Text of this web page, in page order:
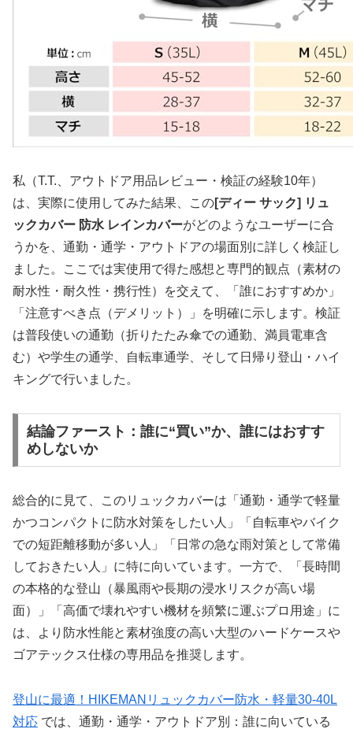
私（T.T.、アウトドア用品レビュー・検証の経験10年）
は、実際に使用してみた結果、この[ディー サック] リュ
ックカバー 防水 レインカバーがどのようなユーザーに合
うかを、通勤・通学・アウトドアの場面別に詳しく検証し
ました。ここでは実使用で得た感想と専門的観点（素材の
耐水性・耐久性・携行性）を交えて、「誰におすすめか」
「注意すべき点（デメリット）」を明確に示します。検証
は普段使いの通勤（折りたたみ傘での通勤、満員電車含
む）や学生の通学、自転車通学、そして日帰り登山・ハイ
キングで行いました。
結論ファースト：誰に“買い”か、誰にはおすす
めしないか
総合的に見て、このリュックカバーは「通勤・通学で軽量
かつコンパクトに防水対策をしたい人」「自転車やバイク
での短距離移動が多い人」「日常の急な雨対策として常備
しておきたい人」に特に向いています。一方で、「長時間
の本格的な登山（暴風雨や長期の浸水リスクが高い場
面）」「高価で壊れやすい機材を頻繁に運ぶプロ用途」に
は、より防水性能と素材強度の高い大型のハードケースや
ゴアテックス仕様の専用品を推奨します。
登山に最適！HIKEMANリュックカバー防水・軽量30-40L
対応 では、通勤・通学・アウトドア別：誰に向いている